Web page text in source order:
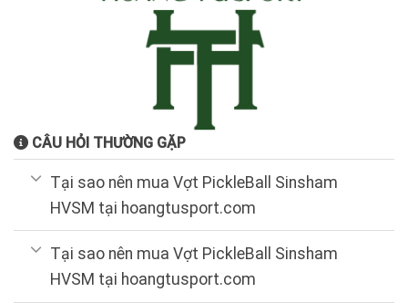
CÂU HỎI THƯỜNG GẶP
Tại sao nên mua Vợt PickleBall Sinsham
HVSM tại hoangtusport.com
Tại sao nên mua Vợt PickleBall Sinsham
HVSM tại hoangtusport.com